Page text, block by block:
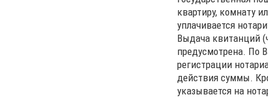
квартиру, комнату
уплачивается
Выдача квитанций
предусмотрена. По
регистрации
действия суммы.
указывается на